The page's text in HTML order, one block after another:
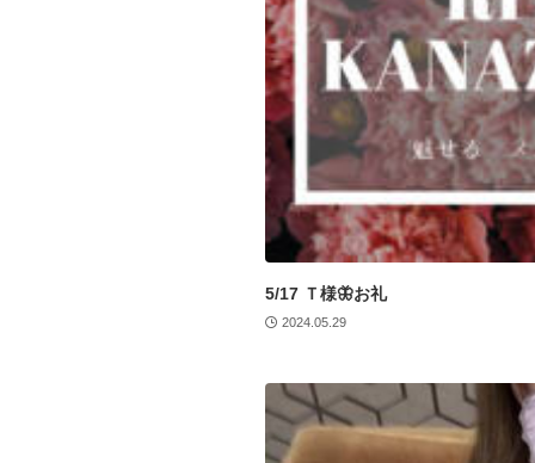
5/17 Ｔ様🦋お礼
2024.05.29